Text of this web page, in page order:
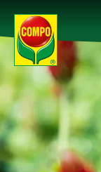
Prodotti
Magazine